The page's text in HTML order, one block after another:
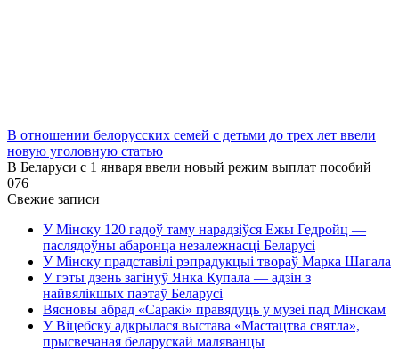
В отношении белорусских семей с детьми до трех лет ввели
новую уголовную статью
В Беларуси с 1 января ввели новый режим выплат пособий
076
Свежие записи
У Мінску 120 гадоў таму нарадзіўся Ежы Гедройц —
паслядоўны абаронца незалежнасці Беларусі
У Мінску прадставілі рэпрадукцыі твораў Марка Шагала
У гэты дзень загінуў Янка Купала — адзін з
найвялікшых паэтаў Беларусі
Вясновы абрад «Саракі» правядуць у музеі пад Мінскам
У Віцебску адкрылася выстава «Мастацтва святла»,
прысвечаная беларускай маляванцы